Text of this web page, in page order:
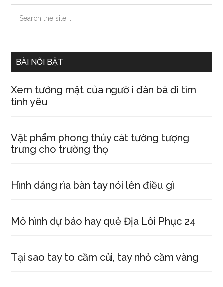
hay
3
Primary
Sidebar
the
BÀI NỔI BẬT
Xem tướng mặt của ngườ i đàn bà đi tìm
tình yêu
Vật phẩm phong thủy cát tường tượng
trưng cho trường thọ
Hình dáng rìa bàn tay nói lên điều gì
Mô hình dự báo hay quẻ Địa Lôi Phục 24
Tại sao tay to cầm củi, tay nhỏ cầm vàng